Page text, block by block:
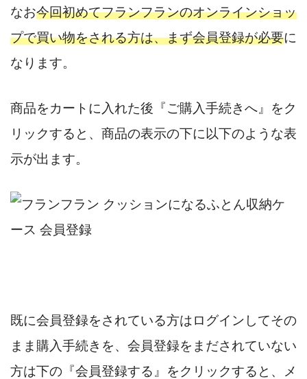
なお今回初めてフランフランのオンラインショッ
プで買い物をされる方は、まず会員登録が必要に
なります。
商品をカートに入れた後『ご購入手続きへ』をク
リックすると、商品の表示の下に以下のような表
示が出ます。
既に会員登録をされている方はログインしてその
まま購入手続きを、会員登録をまだされていない
方は下の『会員登録する』をクリックすると、メ